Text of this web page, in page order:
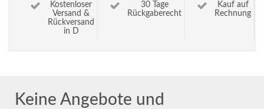
Kostenloser
Versand &
Rückversand
in D
30 Tage
Rückgaberecht
Kauf auf
Rechnung
Keine Angebote und